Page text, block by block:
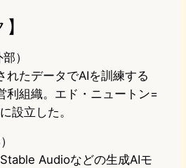
部）
れたデータでAIを訓練する
利組織。エド・ニュートン=
設立した。
Audioなどの生成AIモ